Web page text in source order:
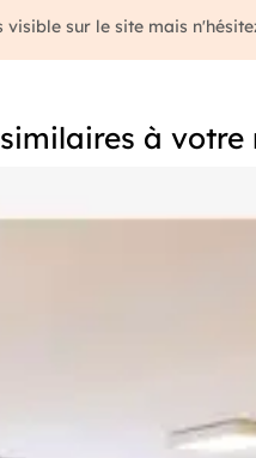
visible sur le site mais
à votre